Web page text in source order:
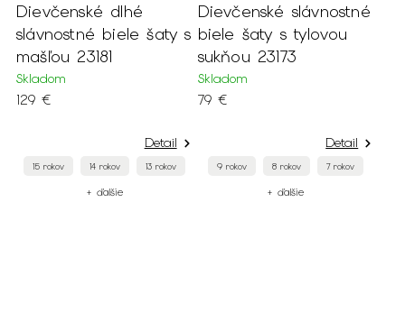
Dievčenské dlhé
slávnostné biele šaty s
mašľou 23181
Skladom
129 €
Detail
15 rokov 14 rokov 13 rokov
+ ďalšie
Dievčenské slávnostné
biele šaty s tylovou
sukňou 23173
Skladom
79 €
Detail
9 rokov 8 rokov 7 rokov
+ ďalšie